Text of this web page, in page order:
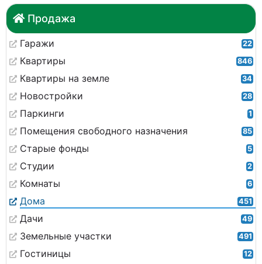
Продажа
Гаражи 22
Квартиры 846
Квартиры на земле 34
Новостройки 28
Паркинги 1
Помещения свободного назначения 85
Старые фонды 5
Студии 2
Комнаты 6
Дома 451
Дачи 49
Земельные участки 491
Гостиницы 12